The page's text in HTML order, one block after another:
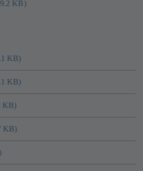
KB)
KB)
KB)
KB)
KB)